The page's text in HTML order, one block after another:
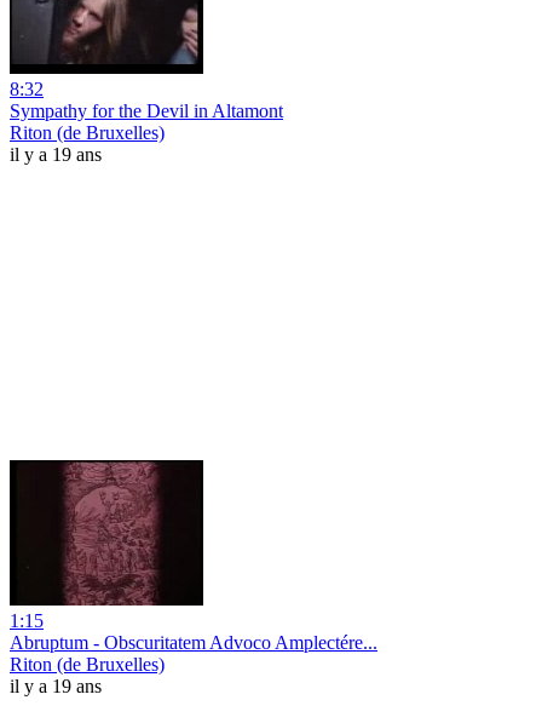
8:32
Sympathy for the Devil in Altamont
Riton (de Bruxelles)
il y a 19 ans
1:15
Abruptum - Obscuritatem Advoco Amplectére...
Riton (de Bruxelles)
il y a 19 ans